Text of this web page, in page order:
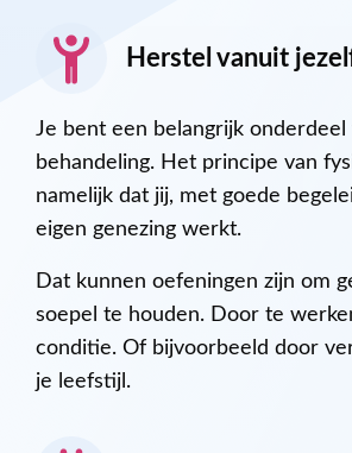
Herstel vanuit
Je bent een belangrijk onderdeel
behandeling. Het principe van
namelijk dat jij, met goede
eigen genezing werkt.
Dat kunnen oefeningen zijn om
soepel te houden. Door te
conditie. Of bijvoorbeeld door
je leefstijl.